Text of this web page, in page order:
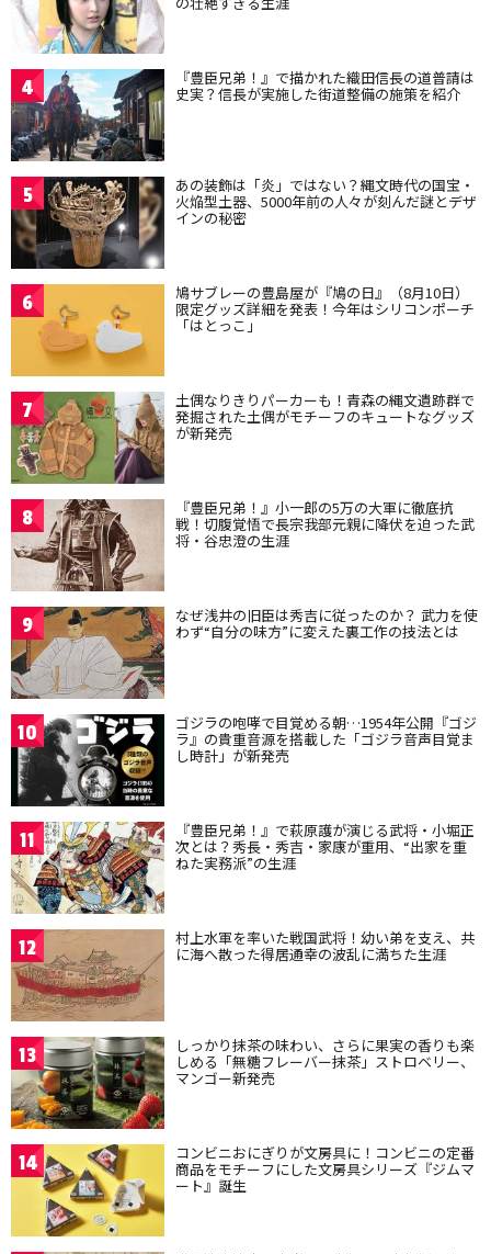
4 『豊臣兄弟！』で描かれた織田信長の道普請は
史実？信長が実施した街道整備の施策を紹介
5 あの装飾は「炎」ではない？縄文時代の国宝・
火焔型土器、5000年前の人々が刻んだ謎とデザ
インの秘密
6 鳩サブレーの豊島屋が『鳩の日』（8月10日）
限定グッズ詳細を発表！今年はシリコンポーチ
「はとっこ」
7 土偶なりきりパーカーも！青森の縄文遺跡群で
発掘された土偶がモチーフのキュートなグッズ
が新発売
8 『豊臣兄弟！』小一郎の5万の大軍に徹底抗
戦！切腹覚悟で長宗我部元親に降伏を迫った武
将・谷忠澄の生涯
9 なぜ浅井の旧臣は秀吉に従ったのか？ 武力を使
わず“自分の味方”に変えた裏工作の技法とは
10 ゴジラの咆哮で目覚める朝…1954年公開『ゴジ
ラ』の貴重音源を搭載した「ゴジラ音声目覚ま
し時計」が新発売
11 『豊臣兄弟！』で萩原護が演じる武将・小堀正
次とは？秀長・秀吉・家康が重用、“出家を重
ねた実務派”の生涯
12 村上水軍を率いた戦国武将！幼い弟を支え、共
に海へ散った得居通幸の波乱に満ちた生涯
13 しっかり抹茶の味わい、さらに果実の香りも楽
しめる「無糖フレーバー抹茶」ストロベリー、
マンゴー新発売
14 コンビニおにぎりが文房具に！コンビニの定番
商品をモチーフにした文房具シリーズ『ジムマ
ート』誕生